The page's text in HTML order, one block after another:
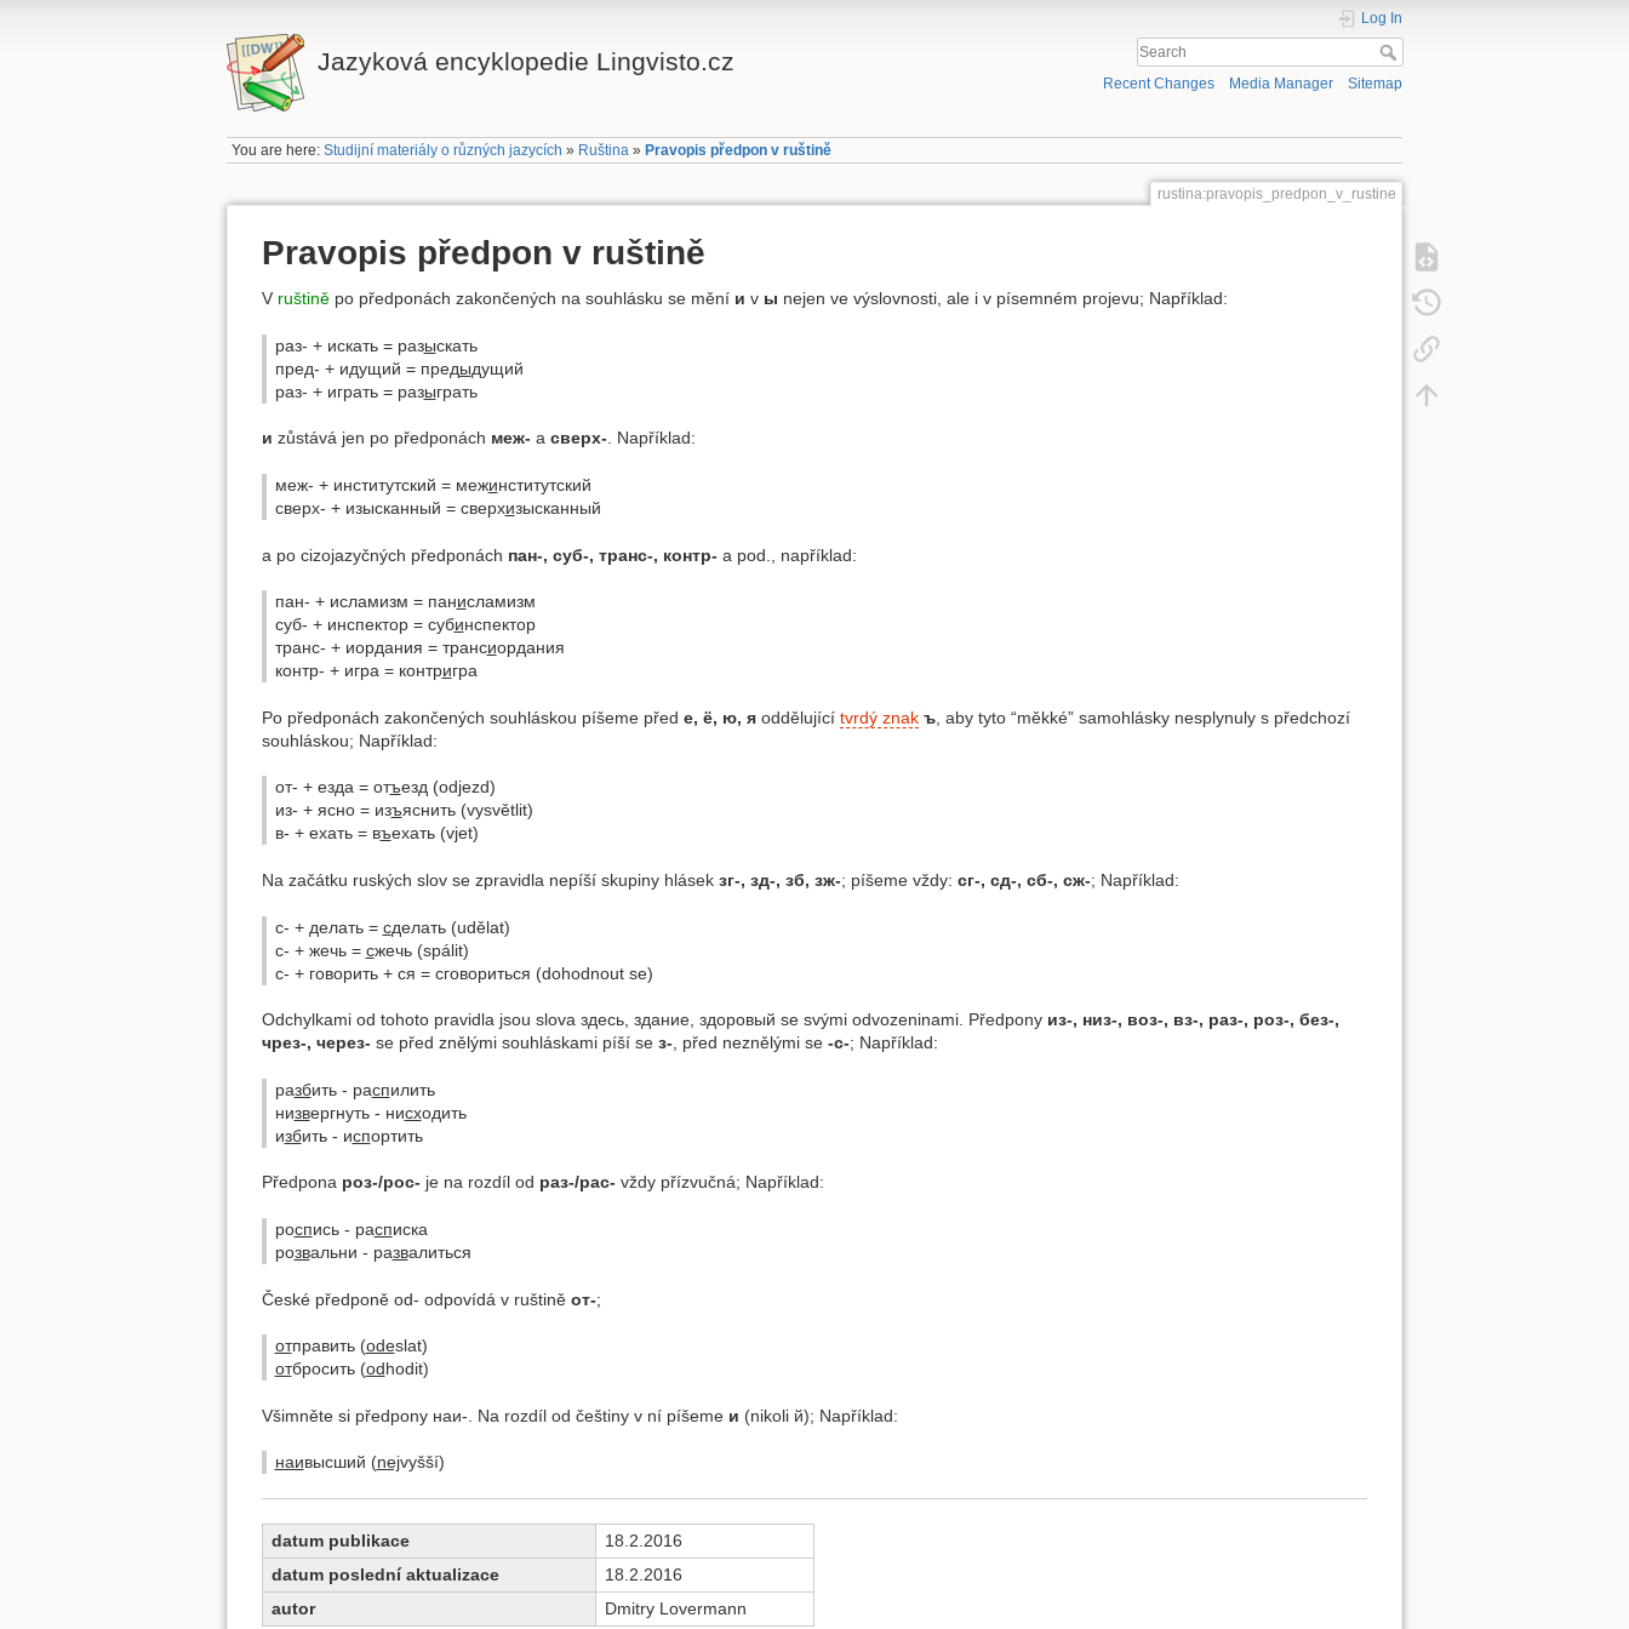
Jazyková encyklopedie Lingvisto.cz
Log In
Recent Changes Media Manager Sitemap
You are here:Studijní materiály o různých jazycích » Ruština » Pravopis předpon v ruštině
rustina:pravopis_predpon_v_rustine
Pravopis předpon v ruštině
V ruštině po předponách zakončených na souhlásku se mění и v ы nejen ve výslovnosti, ale i v písemném projevu; Například:
раз- + искать = разыскать
пред- + идущий = предыдущий
раз- + играть = разыграть
и zůstává jen po předponách меж- a сверх-. Například:
меж- + институтский = межинститутский
сверх- + изысканный = сверхизысканный
a po cizojazyčných předponách пан-, суб-, транс-, контр- a pod., například:
пан- + исламизм = панисламизм
суб- + инспектор = субинспектор
транс- + иордания = трансиордания
контр- + игра = контригра
Po předponách zakončených souhláskou píšeme před е, ё, ю, я oddělující tvrdý znak ъ , aby tyto “měkké” samohlásky nesplynuly s předchozí
souhláskou; Například:
от- + езда = отъезд (odjezd)
из- + ясно = изъяснить (vysvětlit)
в- + ехать = въехать (vjet)
Na začátku ruských slov se zpravidla nepíší skupiny hlásek зг-, зд-, зб, зж-; píšeme vždy: сг-, сд-, сб-, сж-; Například:
с- + делать = сделать (udělat)
с- + жечь = сжечь (spálit)
с- + говорить + ся = сговориться (dohodnout se)
Odchylkami od tohoto pravidla jsou slova здесь, здание, здоровый se svými odvozeninami. Předpony из-, низ-, воз-, вз-, раз-, роз-, без-,
чрез-, через- se před znělými souhláskami píší se з- , před neznělými se -с-; Například:
разбить - распилить
низвергнуть - нисходить
избить - испортить
Předpona роз-/рос- je na rozdíl od раз-/рас- vždy přízvučná; Například:
роспись - расписка
розвальни - развалиться
České předponě od- odpovídá v ruštině от-;
отправить (odeslat)
отбросить (odhodit)
Všimněte si předpony наи-. Na rozdíl od češtiny v ní píšeme и (nikoli й); Například:
наивысший (nejvyšší)
datum publikace
18.2.2016
datum poslední aktualizace
18.2.2016
autor
Dmitry Lovermann